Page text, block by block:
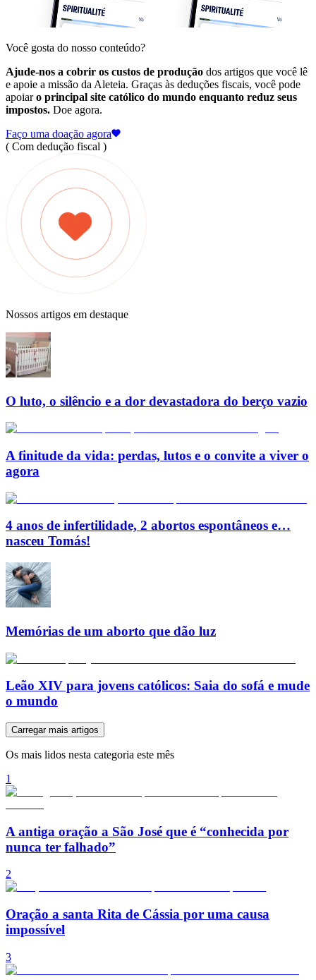
Você gosta do nosso conteúdo?
Ajude-nos a cobrir os custos de produção dos artigos que você lê
e apoie a missão da Aleteia. Graças às deduções fiscais, você pode
apoiaro principal site católico do mundo enquanto reduz seus
impostos. Doe agora.
Faço uma doação agora
( Com dedução fiscal )
Nossos artigos em destaque
O luto, o silêncio e a dor devastadora do berço vazio
A finitude da vida: perdas, lutos e o convite a viver o
agora
4 anos de infertilidade, 2 abortos espontâneos e…
nasceu Tomás!
Memórias de um aborto que dão luz
Leão XIV para jovens católicos: Saia do sofá e mude
o mundo
Carregar mais artigos
Os mais lidos nesta categoria este mês
1
A antiga oração a São José que é “conhecida por
nunca ter falhado”
2
Oração a santa Rita de Cássia por uma causa
impossível
3